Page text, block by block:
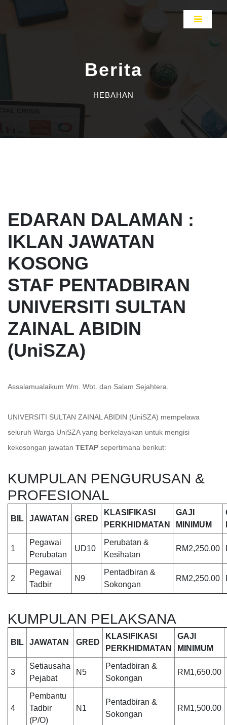
Berita
HEBAHAN
EDARAN DALAMAN :
IKLAN JAWATAN
KOSONG
STAF PENTADBIRAN
UNIVERSITI SULTAN
ZAINAL ABIDIN
(UniSZA)
Assalamualaikum Wm. Wbt. dan Salam Sejahtera.
UNIVERSITI SULTAN ZAINAL ABIDIN (UniSZA) mempelawa
seluruh Warga UniSZA yang berkelayakan untuk mengisi
kekosongan jawatan TETAP sepertimana berikut:
KUMPULAN PENGURUSAN &
PROFESIONAL
BIL JAWATAN GRED
KLASIFIKASI
PERKHIDMATAN
GAJI
MINIMUM
1
Pegawai
Perubatan
UD10
Perubatan &
Kesihatan
RM2,250.00
2
Pegawai
Tadbir
N9
Pentadbiran &
Sokongan
RM2,250.00
KUMPULAN PELAKSANA
BIL JAWATAN GRED
KLASIFIKASI
PERKHIDMATAN
GAJI
MINIMUM
3
Setiausaha
Pejabat
N5
Pentadbiran &
Sokongan
RM1,650.00
4
Pembantu
Tadbir
(P/O)
N1
Pentadbiran &
Sokongan
RM1,500.00